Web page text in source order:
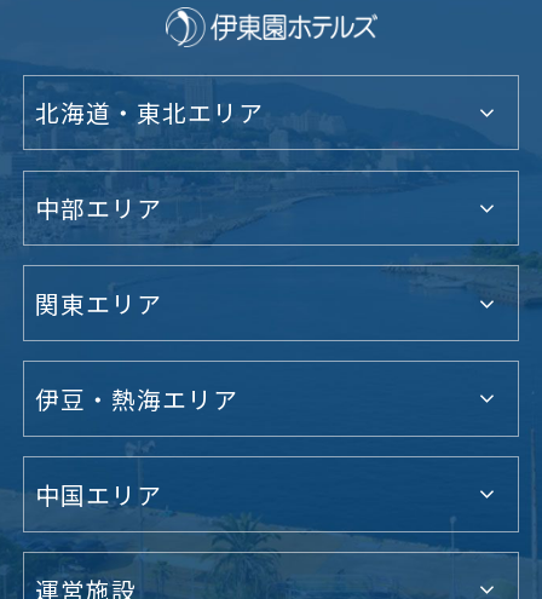
北海道・東北エリア
中部エリア
関東エリア
伊豆・熱海エリア
中国エリア
運営施設